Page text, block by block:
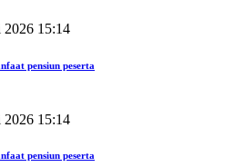
2026 15:14
pensiun peserta
2026 15:14
pensiun peserta